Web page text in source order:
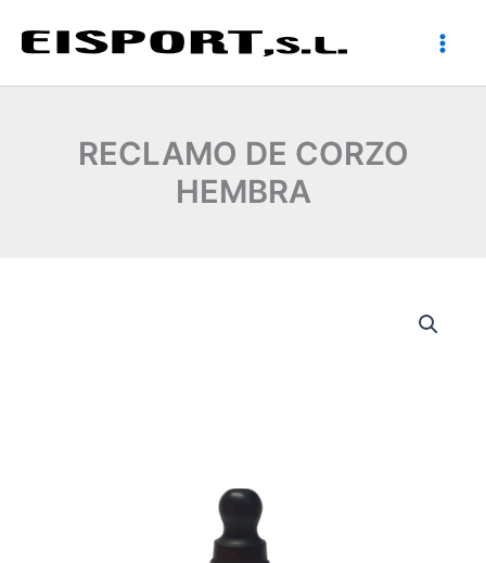
RECLAMO DE CORZO
HEMBRA